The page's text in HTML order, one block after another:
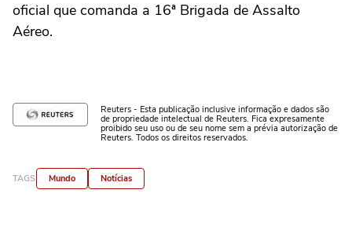
oficial que comanda a 16ª Brigada de Assalto
Aéreo.
Reuters - Esta publicação inclusive informação e dados são
de propriedade intelectual de Reuters. Fica expresamente
proibido seu uso ou de seu nome sem a prévia autorização de
Reuters. Todos os direitos reservados.
TAGS Mundo Notícias